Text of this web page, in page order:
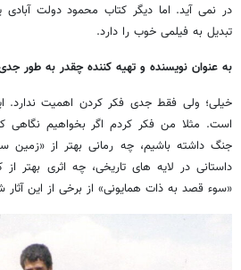
در نمی آید. اما دیگر کتاب محمود دولت
تبدیل به فیلمی خوب را دارد.
به عنوان نویسنده و تهیه کننده چقدر به طور
خیلی؛ ولی فقط جدی فکر کردن اهمیت ندارد.
است. مثلا من فکر کردم اگر بخواهیم نگاهی
جنگ داشته باشیم، چه رمانی بهتر از «زمین
داستانی در لایه های تاریخی، چه اثری بهتر
«سوء قصد به ذات همایونی» از برخی از این آثار